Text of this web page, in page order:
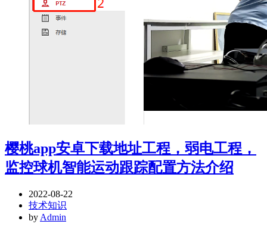
樱桃app安卓下载地址工程，弱电工程，
监控球机智能运动跟踪配置方法介绍
2022-08-22
技术知识
by Admin